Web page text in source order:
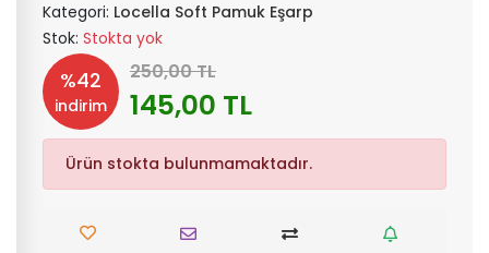
Kategori: Locella Soft Pamuk Eşarp
Stok: Stokta yok
%42
indirim
250,00 TL
145,00 TL
Ürün stokta bulunmamaktadır.